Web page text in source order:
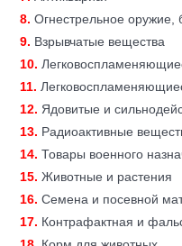
8. Огнестрельное оружие,
9. Взрывчатые вещества
10.
11.
12. Ядовитые и
13. Радиоактивные
14. Товары военного
15. Животные и растения
16. Семена и посевной
17. Контрафактная и